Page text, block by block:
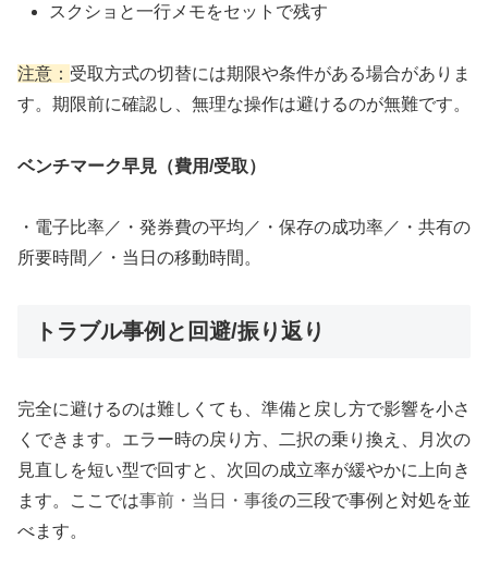
スクショと一行メモをセットで残す
注意： 受取方式の切替には期限や条件がある場合がありま
す。期限前に確認し、無理な操作は避けるのが無難です。
ベンチマーク早見（費用/受取）
・電子比率／・発券費の平均／・保存の成功率／・共有の
所要時間／・当日の移動時間。
トラブル事例と回避/振り返り
完全に避けるのは難しくても、準備と戻し方で影響を小さ
くできます。エラー時の戻り方、二択の乗り換え、月次の
見直しを短い型で回すと、次回の成立率が緩やかに上向き
ます。ここでは事前・当日・事後の三段で事例と対処を並
べます。